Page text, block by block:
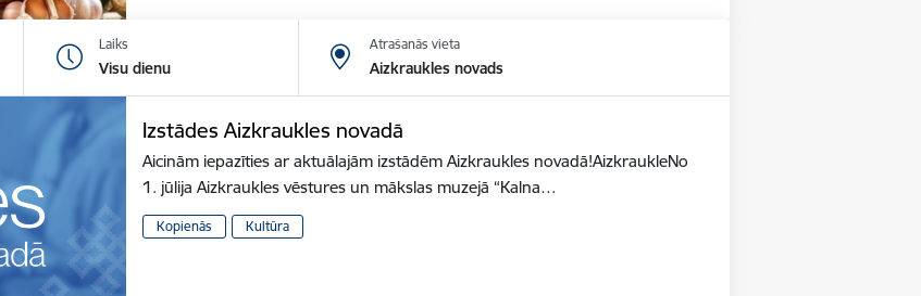
Laiks
Visu dienu
Atrašanās vieta
Aizkraukles novads
Izstādes Aizkraukles novadā
Aicinām iepazīties ar aktuālajām izstādēm Aizkraukles novadā!AizkraukleNo
1. jūlija Aizkraukles vēstures un mākslas muzejā “Kalna…
Kopienās Kultūra